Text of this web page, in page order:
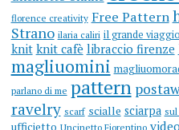
florence creativity Free Pattern
Strano ilaria caliri il grande viaggio
knit knit cafè libraccio firenze
magliuomini
parlano di me pattern
ravelry scarf scialle sciarpa
ufficietto Uncinetto Fiorentino